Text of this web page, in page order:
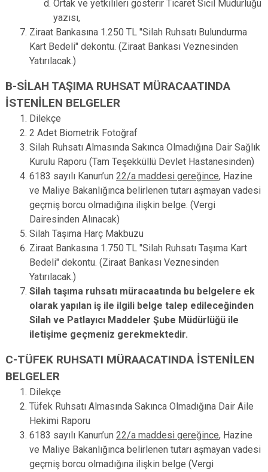
Ortak ve yetkilileri gösterir Ticaret Sicil Müdürlüğü
yazısı,
Ziraat Bankasına 1.250 TL "Silah Ruhsatı Bulundurma
Kart Bedeli" dekontu. (Ziraat Bankası Veznesinden
Yatırılacak.)
B-SİLAH TAŞIMA RUHSAT MÜRACAATINDA
İSTENİLEN BELGELER
Dilekçe
2 Adet Biometrik Fotoğraf
Silah Ruhsatı Almasında Sakınca Olmadığına Dair Sağlık
Kurulu Raporu (Tam Teşekküllü Devlet Hastanesinden)
6183 sayılı Kanun’un 22/a maddesi gereğince, Hazine
ve Maliye Bakanlığınca belirlenen tutarı aşmayan vadesi
geçmiş borcu olmadığına ilişkin belge. (Vergi
Dairesinden Alınacak)
Silah Taşıma Harç Makbuzu
Ziraat Bankasına 1.750 TL "Silah Ruhsatı Taşıma Kart
Bedeli" dekontu. (Ziraat Bankası Veznesinden
Yatırılacak.)
Silah taşıma ruhsatı müracaatında bu belgelere ek
olarak yapılan iş ile ilgili belge talep edileceğinden
Silah ve Patlayıcı Maddeler Şube Müdürlüğü ile
iletişime geçmeniz gerekmektedir.
C-TÜFEK RUHSATI MÜRAACATINDA İSTENİLEN
BELGELER
Dilekçe
Tüfek Ruhsatı Almasında Sakınca Olmadığına Dair Aile
Hekimi Raporu
6183 sayılı Kanun’un 22/a maddesi gereğince, Hazine
ve Maliye Bakanlığınca belirlenen tutarı aşmayan vadesi
geçmiş borcu olmadığına ilişkin belge (Vergi